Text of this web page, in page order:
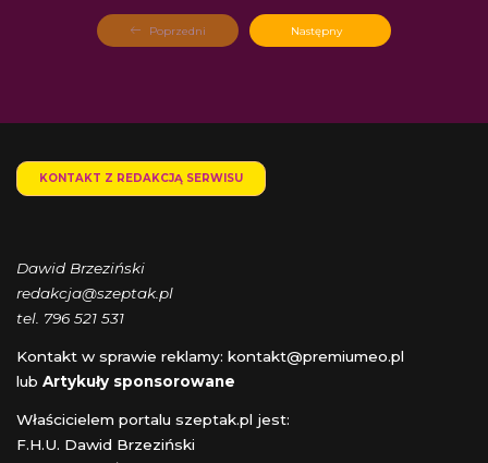
Poprzedni Następny
KONTAKT Z REDAKCJĄ SERWISU
Dawid Brzeziński
redakcja@szeptak.pl
tel. 796 521 531
Kontakt w sprawie reklamy: kontakt@premiumeo.pl
lub Artykuły sponsorowane
Właścicielem portalu szeptak.pl jest:
F.H.U. Dawid Brzeziński